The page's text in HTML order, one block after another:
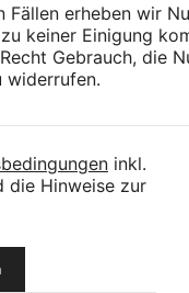
Fällen erheben wir
keiner Einigung
Gebrauch, die
widerrufen.
inkl.
die Hinweise zur